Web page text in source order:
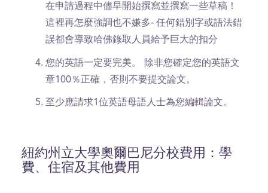
在申請過程中儘早開始撰寫並撰寫一些草稿！
這裡再怎麼強調也不嫌多- 任何錯別字或語法錯
誤都會導致哈佛錄取人員給予巨大的扣分
您的英語一定要完美。
除非您確定您的英語文
章100％正確，否則不要提交論文。
至少應請求1位英語母語人士為您編輯論文。
紐約州立大學奧爾巴尼分校費用：學
費、住宿及其他費用